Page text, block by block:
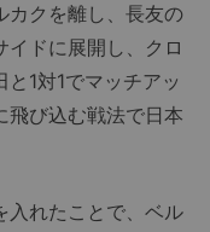
カクを離し、長友の
ドに展開し、クロ
1対1でマッチアッ
飛び込む戦法で日本
れたことで、ベル